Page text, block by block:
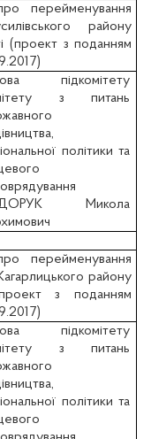
перейменування
району
(проект з поданням
підкомітету
з питань
політики та
Микола
перейменування
району
з поданням
підкомітету
з питань
політики та